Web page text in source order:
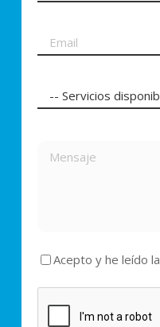
Acepto y he leído la